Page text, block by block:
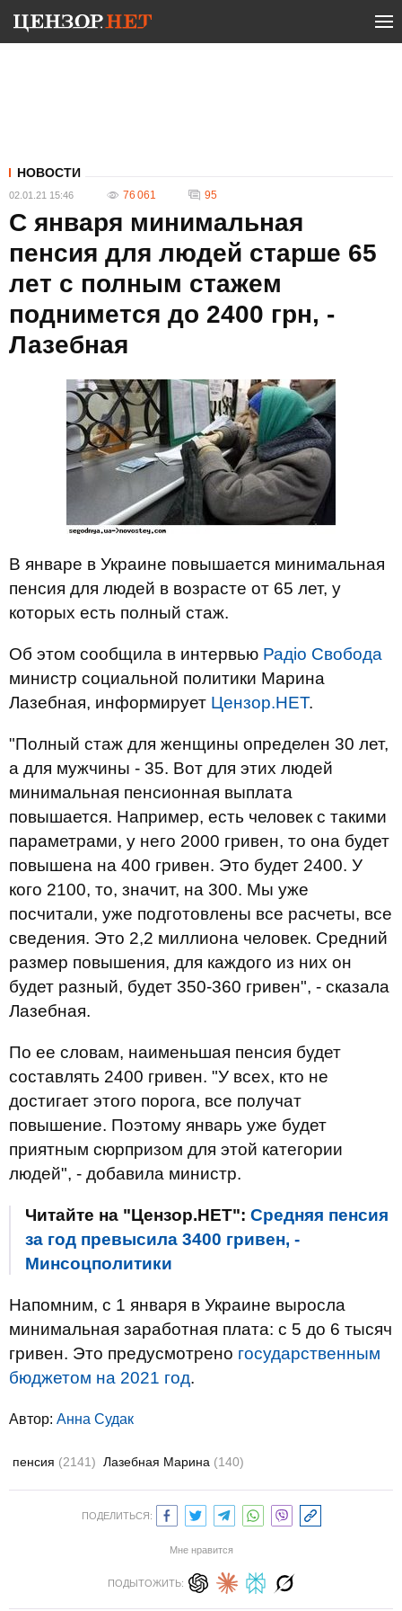
НОВОСТИ
02.01.21 15:46 76 061 95
С января минимальная
пенсия для людей старше 65
лет с полным стажем
поднимется до 2400 грн, -
Лазебная
В январе в Украине повышается минимальная
пенсия для людей в возрасте от 65 лет, у
которых есть полный стаж.
Об этом сообщила в интервью Радіо Свобода
министр социальной политики Марина
Лазебная, информирует Цензор.НЕТ.
"Полный стаж для женщины определен 30 лет,
а для мужчины - 35. Вот для этих людей
минимальная пенсионная выплата
повышается. Например, есть человек с такими
параметрами, у него 2000 гривен, то она будет
повышена на 400 гривен. Это будет 2400. У
кого 2100, то, значит, на 300. Мы уже
посчитали, уже подготовлены все расчеты, все
сведения. Это 2,2 миллиона человек. Средний
размер повышения, для каждого из них он
будет разный, будет 350-360 гривен", - сказала
Лазебная.
По ее словам, наименьшая пенсия будет
составлять 2400 гривен. "У всех, кто не
достигает этого порога, все получат
повышение. Поэтому январь уже будет
приятным сюрпризом для этой категории
людей", - добавила министр.
Читайте на "Цензор.НЕТ": Средняя пенсия
за год превысила 3400 гривен, -
Минсоцполитики
Напомним, с 1 января в Украине выросла
минимальная заработная плата: с 5 до 6 тысяч
гривен. Это предусмотрено государственным
бюджетом на 2021 год.
Автор: Анна Судак
пенсия (2141) Лазебная Марина (140)
ПОДЕЛИТЬСЯ:
Мне нравится
ПОДЫТОЖИТЬ: